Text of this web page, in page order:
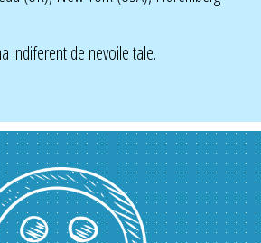
indiferent de nevoile tale.